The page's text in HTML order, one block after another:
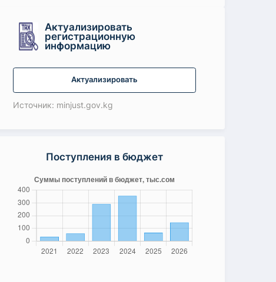
Актуализировать
регистрационную
информацию
Актуализировать
Источник: minjust.gov.kg
Поступления в бюджет